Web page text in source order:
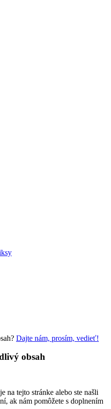
Dajte nám, prosím, vedieť!
obsah
na tejto stránke alebo ste našli
ak nám pomôžete s doplnením